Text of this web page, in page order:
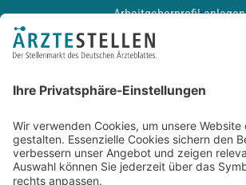
Arbeitgeberprofil anlegen
Recruiting-Podcast
Kontakt
Datenschutz
Newsletter